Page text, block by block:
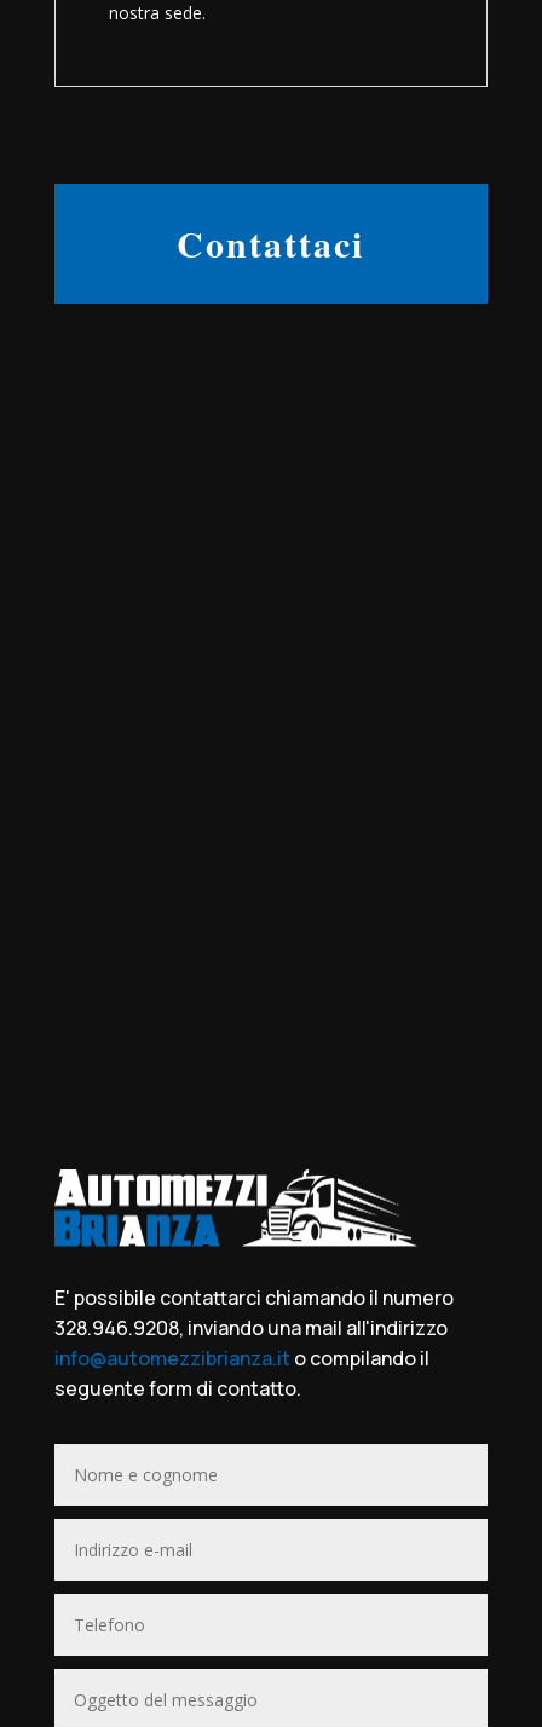
nostra sede.
Contattaci
E' possibile contattarci chiamando il numero
328.946.9208, inviando una mail all'indirizzo
info@automezzibrianza.it o compilando il
seguente form di contatto.